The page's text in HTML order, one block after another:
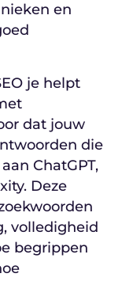
en
je helpt
dat jouw
die
ChatGPT,
Deze
volledigheid
begrippen